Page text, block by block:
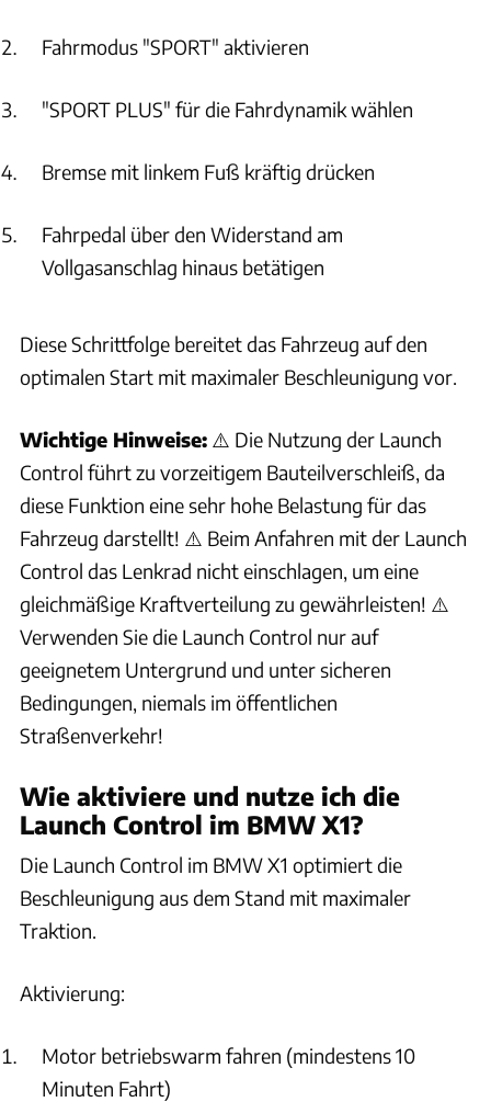
Fahrmodus "SPORT" aktivieren
"SPORT PLUS" für die Fahrdynamik wählen
Bremse mit linkem Fuß kräftig drücken
Fahrpedal über den Widerstand am
Vollgasanschlag hinaus betätigen
Diese Schrittfolge bereitet das Fahrzeug auf den
optimalen Start mit maximaler Beschleunigung vor.
Wichtige Hinweise: ⚠️ Die Nutzung der Launch
Control führt zu vorzeitigem Bauteilverschleiß, da
diese Funktion eine sehr hohe Belastung für das
Fahrzeug darstellt! ⚠️ Beim Anfahren mit der Launch
Control das Lenkrad nicht einschlagen, um eine
gleichmäßige Kraftverteilung zu gewährleisten! ⚠️
Verwenden Sie die Launch Control nur auf
geeignetem Untergrund und unter sicheren
Bedingungen, niemals im öffentlichen
Straßenverkehr!
Wie aktiviere und nutze ich die
Launch Control im BMW X1?
Die Launch Control im BMW X1 optimiert die
Beschleunigung aus dem Stand mit maximaler
Traktion.
Aktivierung:
Motor betriebswarm fahren (mindestens 10
Minuten Fahrt)